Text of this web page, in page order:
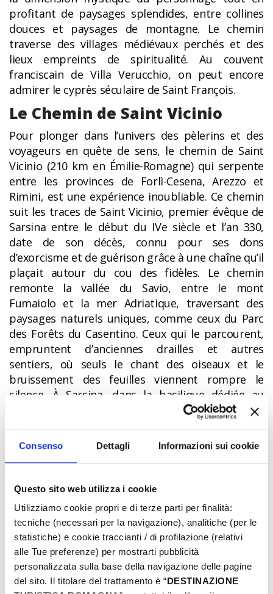
Consenso Dettagli Informazioni sui cookie
Questo sito web utilizza i cookie
Utilizziamo cookie propri e di terze parti per finalità:
tecniche (necessari per la navigazione), analitiche (per le
statistiche) e cookie traccianti / di profilazione (relativi
alle Tue preferenze) per mostrarti pubblicità
personalizzata sulla base della navigazione delle pagine
del sito. Il titolare del trattamento è “DESTINAZIONE
profitant de paysages splendides, entre collines
douces et paysages de montagne. Le chemin
traverse des villages médiévaux perchés et des
lieux empreints de spiritualité. Au couvent
franciscain de Villa Verucchio, on peut encore
admirer le cyprès séculaire de Saint François.
Le Chemin de Saint Vicinio
Pour plonger dans l’univers des pèlerins et des
voyageurs en quête de sens, le chemin de Saint
Vicinio (210 km en Émilie-Romagne) qui serpente
entre les provinces de Forlì-Cesena, Arezzo et
Rimini, est une expérience inoubliable. Ce chemin
suit les traces de Saint Vicinio, premier évêque de
Sarsina entre le début du IVe siècle et l’an 330,
date de son décès, connu pour ses dons
d’exorcisme et de guérison grâce à une chaîne qu’il
plaçait autour du cou des fidèles. Le chemin
remonte la vallée du Savio, entre le mont
Fumaiolo et la mer Adriatique, traversant des
paysages naturels uniques, comme ceux du Parc
des Forêts du Casentino. Ceux qui le parcourent,
empruntent d’anciennes drailles et autres
sentiers, où seuls le chant des oiseaux et le
bruissement des feuilles viennent rompre le
silence. À Sarsina, dans la basilique dédiée au
rituel du Collier
de Saint Vicinio.
Via Romea Germanica
Germanica fait halte dans la charmante ville de
Ferrare, puis traverse les vallées de Comacchio
jusqu’à la mer Adriatique. Après Ravenne et ses
merveilles byzantines, la Via, qui figure dans l’Atlas
des Chemins d’Italie du Ministère de la Culture,
pénètre dans les Apennins par Santa Sofia et
Bagno di Romagna. Le chemin de Saint Antoine